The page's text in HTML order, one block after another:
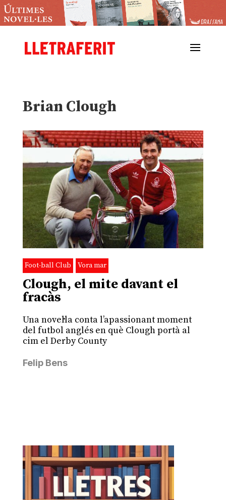
Brian Clough
Foot-ball Club Vora mar
Clough, el mite davant el
fracàs
Una novel·la conta l’apassionant moment
del futbol anglés en què Clough portà al
cim el Derby County
Felip Bens